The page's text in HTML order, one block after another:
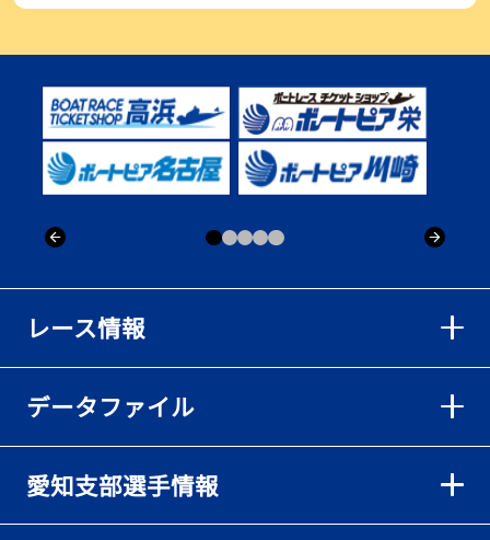
レース情報
データファイル
愛知支部選手情報